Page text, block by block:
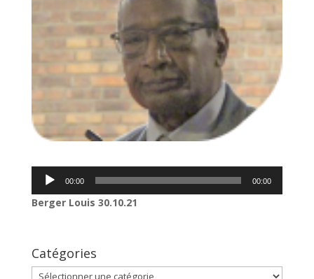
Lecteur
00:00 00:00
Berger Louis 30.10.21
Catégories
Catégories